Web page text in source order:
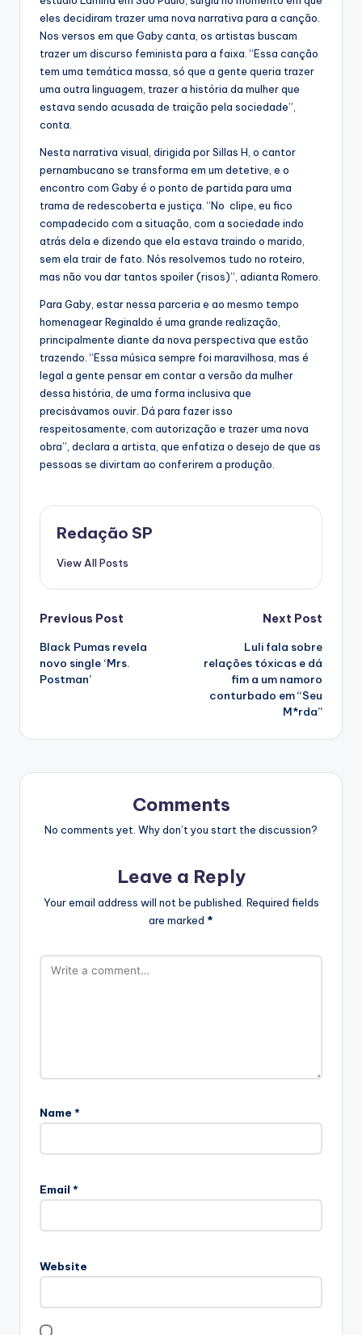
eles decidiram trazer uma nova narrativa para a canção.
Nos versos em que Gaby canta, os artistas buscam
trazer um discurso feminista para a faixa. “Essa canção
tem uma temática massa, só que a gente queria trazer
uma outra linguagem, trazer a história da mulher que
estava sendo acusada de traição pela sociedade”,
conta.
Nesta narrativa visual, dirigida por Sillas H, o cantor
pernambucano se transforma em um detetive, e o
encontro com Gaby é o ponto de partida para uma
trama de redescoberta e justiça. “No clipe, eu fico
compadecido com a situação, com a sociedade indo
atrás dela e dizendo que ela estava traindo o marido,
sem ela trair de fato. Nós resolvemos tudo no roteiro,
mas não vou dar tantos spoiler (risos)”, adianta Romero.
Para Gaby, estar nessa parceria e ao mesmo tempo
homenagear Reginaldo é uma grande realização,
principalmente diante da nova perspectiva que estão
trazendo. “Essa música sempre foi maravilhosa, mas é
legal a gente pensar em contar a versão da mulher
dessa história, de uma forma inclusiva que
precisávamos ouvir. Dá para fazer isso
respeitosamente, com autorização e trazer uma nova
obra”, declara a artista, que enfatiza o desejo de que as
pessoas se divirtam ao conferirem a produção.
Redação SP
View All Posts
Post
navigation
Previous Post
Black Pumas revela
novo single ‘Mrs.
Postman’
Next Post
Luli fala sobre
relações tóxicas e dá
fim a um namoro
conturbado em “Seu
M*rda”
Comments
No comments yet. Why don’t you start the discussion?
Leave a Reply
Your email address will not be published. Required fields
are marked *
Name *
Email *
Website